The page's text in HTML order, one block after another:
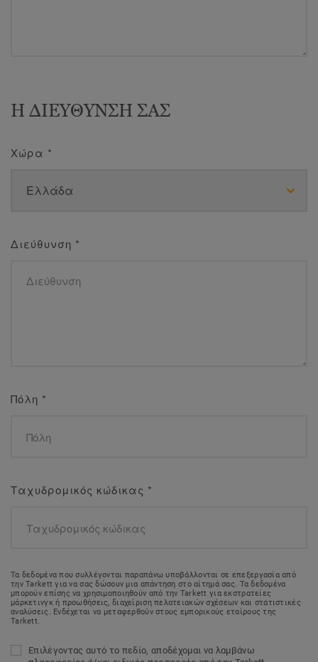
Η ΔΙΕΥΘΥΝΣΗ ΣΑΣ
Χώρα *
Διεύθυνση *
Πόλη *
Ταχυδρομικός κώδικας *
Τα δεδομένα που συλλέγονται παραπάνω υποβάλλονται σε επεξεργασία από
την Tarkett για να σας δώσουν μια απάντηση στο αίτημά σας. Τα δεδομένα
μπορούν επίσης να χρησιμοποιηθούν από την Tarkett για εκστρατείες
μάρκετινγκ ή προωθήσεις, διαχείριση πελατειακών σχέσεων και στατιστικές
αναλύσεις. Ενδέχεται να μεταφερθούν στους εμπορικούς εταίρους της
Tarkett.
Επιλέγοντας αυτό το πεδίο, αποδέχομαι να λαμβάνω